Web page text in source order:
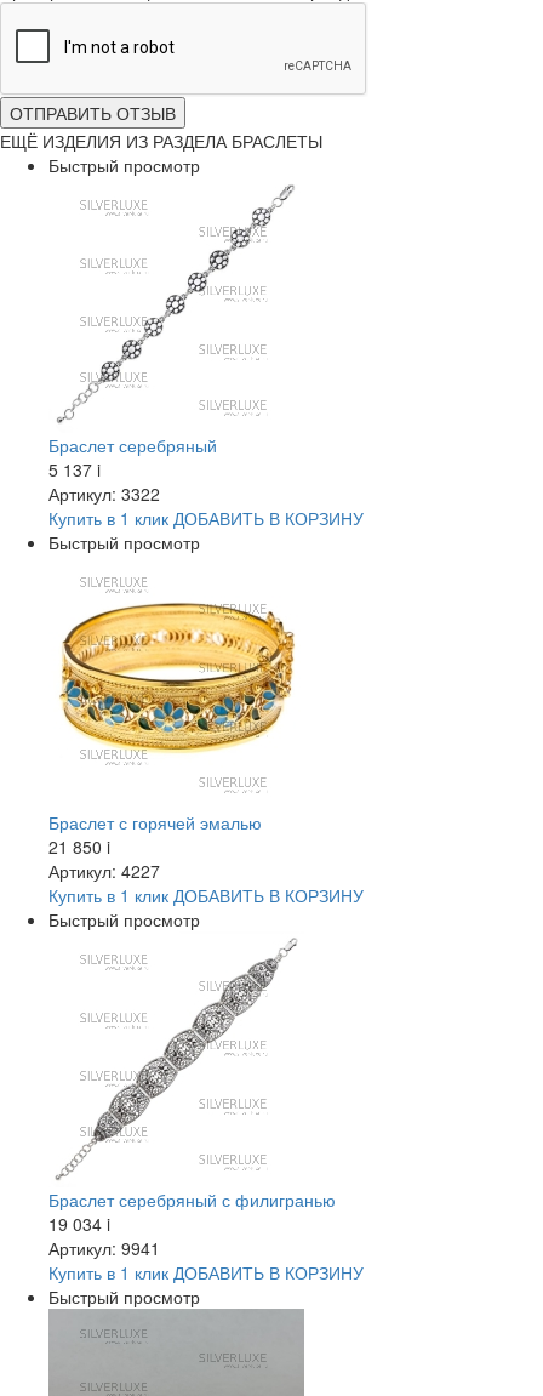
ОТПРАВИТЬ ОТЗЫВ
ЕЩЁ ИЗДЕЛИЯ ИЗ РАЗДЕЛА БРАСЛЕТЫ
Быстрый просмотр
Браслет серебряный
5 137 i
Артикул: 3322
Купить в 1 клик ДОБАВИТЬ В КОРЗИНУ
Быстрый просмотр
Браслет с горячей эмалью
21 850 i
Артикул: 4227
Купить в 1 клик ДОБАВИТЬ В КОРЗИНУ
Быстрый просмотр
Браслет серебряный с филигранью
19 034 i
Артикул: 9941
Купить в 1 клик ДОБАВИТЬ В КОРЗИНУ
Быстрый просмотр